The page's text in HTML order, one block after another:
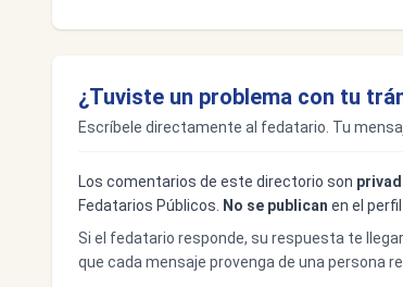
¿Tuviste un problema con tu
Escríbele directamente al fedatario. Tu
Los comentarios de este directorio son
Fedatarios Públicos.
No se publican en el
Si el fedatario responde, su respuesta te
que cada mensaje provenga de una persona